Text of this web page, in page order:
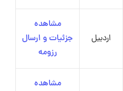
اردبیل
مشاهده
جزئیات و ارسال
رزومه
مشاهده